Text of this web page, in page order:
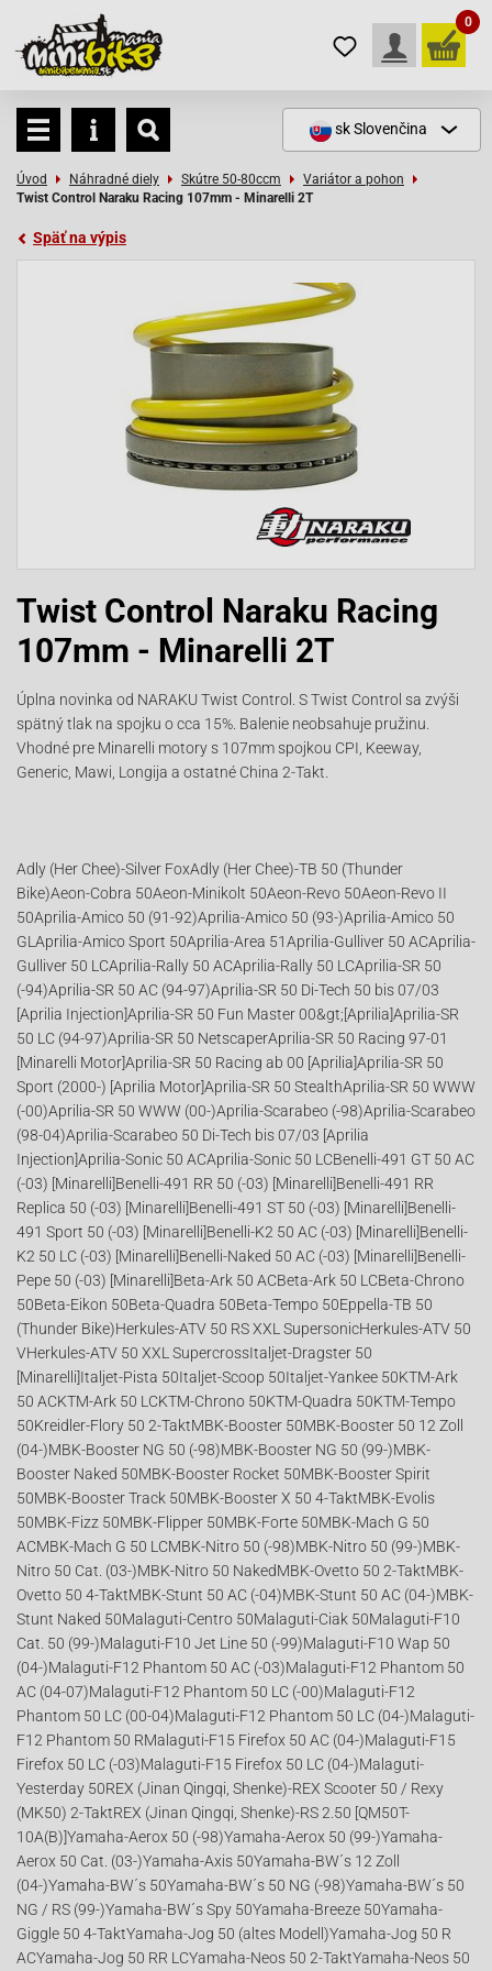
0
skSlovenčina
Úvod Náhradné diely Skútre 50-80ccm
Variátor a pohon
Twist Control Naraku Racing 107mm - Minarelli 2T
Späť na výpis
Twist Control Naraku Racing
107mm - Minarelli 2T
Úplna novinka od NARAKU Twist Control. S Twist Control sa zvýši
spätný tlak na spojku o cca 15%. Balenie neobsahuje pružinu.
Vhodné pre Minarelli motory s 107mm spojkou CPI, Keeway,
Generic, Mawi, Longija a ostatné China 2-Takt.
Adly (Her Chee)-Silver FoxAdly (Her Chee)-TB 50 (Thunder
Bike)Aeon-Cobra 50Aeon-Minikolt 50Aeon-Revo 50Aeon-Revo II
50Aprilia-Amico 50 (91-92)Aprilia-Amico 50 (93-)Aprilia-Amico 50
GLAprilia-Amico Sport 50Aprilia-Area 51Aprilia-Gulliver 50 ACAprilia-
Gulliver 50 LCAprilia-Rally 50 ACAprilia-Rally 50 LCAprilia-SR 50
(-94)Aprilia-SR 50 AC (94-97)Aprilia-SR 50 Di-Tech 50 bis 07/03
[Aprilia Injection]Aprilia-SR 50 Fun Master 00&gt;[Aprilia]Aprilia-SR
50 LC (94-97)Aprilia-SR 50 NetscaperAprilia-SR 50 Racing 97-01
[Minarelli Motor]Aprilia-SR 50 Racing ab 00 [Aprilia]Aprilia-SR 50
Sport (2000-) [Aprilia Motor]Aprilia-SR 50 StealthAprilia-SR 50 WWW
(-00)Aprilia-SR 50 WWW (00-)Aprilia-Scarabeo (-98)Aprilia-Scarabeo
(98-04)Aprilia-Scarabeo 50 Di-Tech bis 07/03 [Aprilia
Injection]Aprilia-Sonic 50 ACAprilia-Sonic 50 LCBenelli-491 GT 50 AC
(-03) [Minarelli]Benelli-491 RR 50 (-03) [Minarelli]Benelli-491 RR
Replica 50 (-03) [Minarelli]Benelli-491 ST 50 (-03) [Minarelli]Benelli-
491 Sport 50 (-03) [Minarelli]Benelli-K2 50 AC (-03) [Minarelli]Benelli-
K2 50 LC (-03) [Minarelli]Benelli-Naked 50 AC (-03) [Minarelli]Benelli-
Pepe 50 (-03) [Minarelli]Beta-Ark 50 ACBeta-Ark 50 LCBeta-Chrono
50Beta-Eikon 50Beta-Quadra 50Beta-Tempo 50Eppella-TB 50
(Thunder Bike)Herkules-ATV 50 RS XXL SupersonicHerkules-ATV 50
VHerkules-ATV 50 XXL SupercrossItaljet-Dragster 50
[Minarelli]Italjet-Pista 50Italjet-Scoop 50Italjet-Yankee 50KTM-Ark
50 ACKTM-Ark 50 LCKTM-Chrono 50KTM-Quadra 50KTM-Tempo
50Kreidler-Flory 50 2-TaktMBK-Booster 50MBK-Booster 50 12 Zoll
(04-)MBK-Booster NG 50 (-98)MBK-Booster NG 50 (99-)MBK-
Booster Naked 50MBK-Booster Rocket 50MBK-Booster Spirit
50MBK-Booster Track 50MBK-Booster X 50 4-TaktMBK-Evolis
50MBK-Fizz 50MBK-Flipper 50MBK-Forte 50MBK-Mach G 50
ACMBK-Mach G 50 LCMBK-Nitro 50 (-98)MBK-Nitro 50 (99-)MBK-
Nitro 50 Cat. (03-)MBK-Nitro 50 NakedMBK-Ovetto 50 2-TaktMBK-
Ovetto 50 4-TaktMBK-Stunt 50 AC (-04)MBK-Stunt 50 AC (04-)MBK-
Stunt Naked 50Malaguti-Centro 50Malaguti-Ciak 50Malaguti-F10
Cat. 50 (99-)Malaguti-F10 Jet Line 50 (-99)Malaguti-F10 Wap 50
(04-)Malaguti-F12 Phantom 50 AC (-03)Malaguti-F12 Phantom 50
AC (04-07)Malaguti-F12 Phantom 50 LC (-00)Malaguti-F12
Phantom 50 LC (00-04)Malaguti-F12 Phantom 50 LC (04-)Malaguti-
F12 Phantom 50 RMalaguti-F15 Firefox 50 AC (04-)Malaguti-F15
Firefox 50 LC (-03)Malaguti-F15 Firefox 50 LC (04-)Malaguti-
Yesterday 50REX (Jinan Qingqi, Shenke)-REX Scooter 50 / Rexy
(MK50) 2-TaktREX (Jinan Qingqi, Shenke)-RS 2.50 [QM50T-
10A(B)]Yamaha-Aerox 50 (-98)Yamaha-Aerox 50 (99-)Yamaha-
Aerox 50 Cat. (03-)Yamaha-Axis 50Yamaha-BW´s 12 Zoll
(04-)Yamaha-BW´s 50Yamaha-BW´s 50 NG (-98)Yamaha-BW´s 50
NG / RS (99-)Yamaha-BW´s Spy 50Yamaha-Breeze 50Yamaha-
Giggle 50 4-TaktYamaha-Jog 50 (altes Modell)Yamaha-Jog 50 R
ACYamaha-Jog 50 RR LCYamaha-Neos 50 2-TaktYamaha-Neos 50